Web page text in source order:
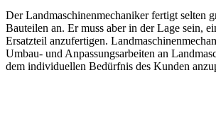
Der Landmaschinenmechaniker fertigt selten
Bauteilen an. Er muss aber in der Lage sein,
Ersatzteil anzufertigen.
Umbau- und Anpassungsarbeiten an
dem individuellen Bedürfnis des Kunden